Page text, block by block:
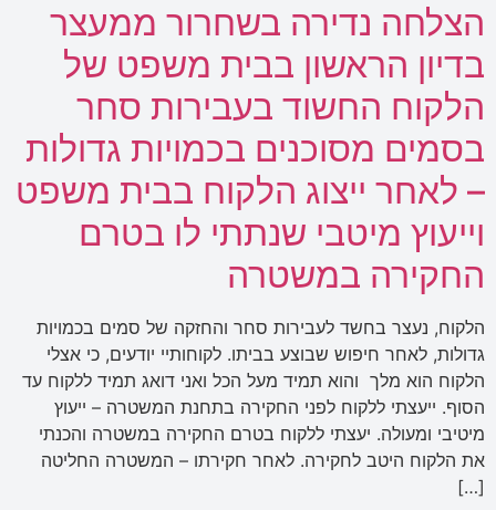
הצלחה נדירה בשחרור ממעצר
בדיון הראשון בבית משפט של
הלקוח החשוד בעבירות סחר
בסמים מסוכנים בכמויות גדולות
– לאחר ייצוג הלקוח בבית משפט
וייעוץ מיטבי שנתתי לו בטרם
החקירה במשטרה
הלקוח, נעצר בחשד לעבירות סחר והחזקה של סמים בכמויות
גדולות, לאחר חיפוש שבוצע בביתו. לקוחותיי יודעים, כי אצלי
הלקוח הוא מלך והוא תמיד מעל הכל ואני דואג תמיד ללקוח עד
הסוף. ייעצתי ללקוח לפני החקירה בתחנת המשטרה – ייעוץ
מיטיבי ומעולה. יעצתי ללקוח בטרם החקירה במשטרה והכנתי
את הלקוח היטב לחקירה. לאחר חקירתו – המשטרה החליטה
[…]